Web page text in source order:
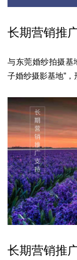
长期营销推
与东莞婚纱拍摄基
子婚纱摄影基地”，
长期营销推